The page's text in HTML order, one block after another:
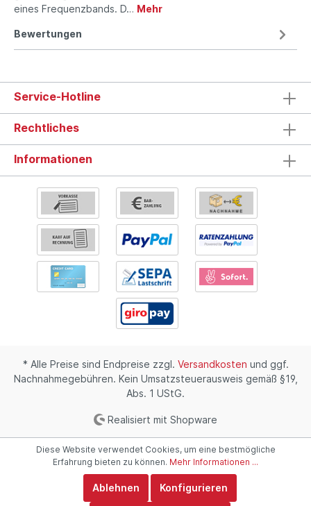
eines Frequenzbands. D… Mehr
Bewertungen
Service-Hotline
Rechtliches
Informationen
* Alle Preise sind Endpreise zzgl. Versandkosten und ggf.
Nachnahmegebühren. Kein Umsatzsteuerausweis gemäß §19,
Abs. 1 UStG.
Realisiert mit Shopware
Diese Website verwendet Cookies, um eine bestmögliche
Erfahrung bieten zu können. Mehr Informationen ...
Ablehnen Konfigurieren